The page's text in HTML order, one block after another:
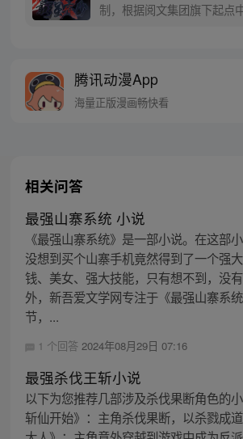
制，根据阅文集团旗下起点
讲台上拿着他情书羞辱的对
不重要，最重要的是他还记
腾讯动漫App
海量正版漫画畅快看
相关问答
最强山寨系统 小说
《最强山寨系统》是一部小说。在这部
没想到买个山寨手机竟然得到了一个强
钱、美女、强大技能，只有想不到，没
外，新吾爱文学网专注于《最强山寨系
节，...
1 个回答 2024年08月29日 07:16
最强杀伐王斩小说
以下为您推荐几部涉及杀伐果断角色的
斩仙开始》：主角杀伐果断，以杀戮成